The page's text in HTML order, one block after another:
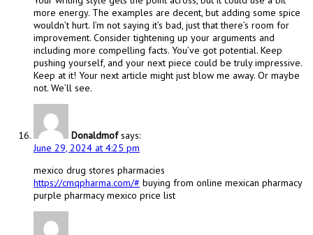
more energy. The examples are decent, but adding some spice
wouldn’t hurt. I’m not saying it’s bad, just that there’s room for
improvement. Consider tightening up your arguments and
including more compelling facts. You’ve got potential. Keep
pushing yourself, and your next piece could be truly impressive.
Keep at it! Your next article might just blow me away. Or maybe
not. We’ll see.
Donaldmof says:
June 29, 2024 at 4:25 pm
mexico drug stores pharmacies
https://cmqpharma.com/# buying from online mexican pharmacy
purple pharmacy mexico price list